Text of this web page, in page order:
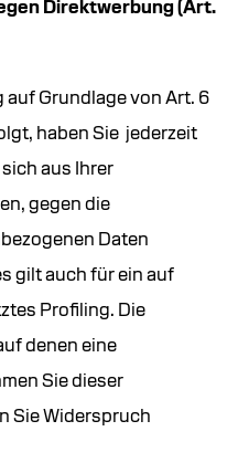
Direktwerbung (Art.
Grundlage von Art. 6
haben Sie jederzeit
aus Ihrer
gegen die
Daten
gilt auch für ein auf
Profiling. Die
denen eine
Sie dieser
Sie Widerspruch